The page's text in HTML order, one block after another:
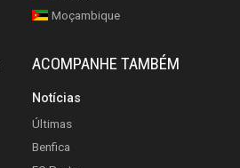
Moçambique
ACOMPANHE TAMBÉM
Notícias
Últimas
Benfica